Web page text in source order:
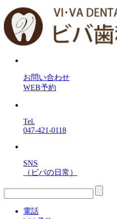
お問い合わせ
WEB予約
Tel.
047-421-0118
SNS
（ビバの日常）
電話